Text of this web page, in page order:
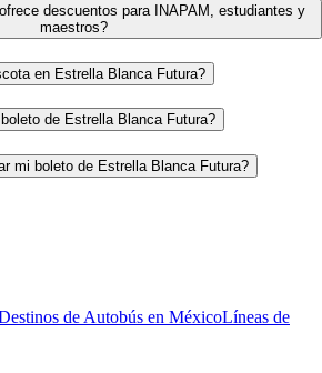
descuentos para INAPAM, estudiantes y
maestros?
en Estrella Blanca Futura?
de Estrella Blanca Futura?
mi boleto de Estrella Blanca Futura?
de Autobús en MéxicoLíneas de